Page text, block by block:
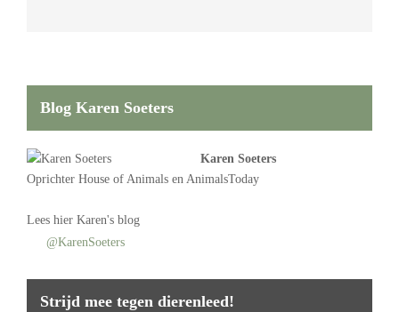
Blog Karen Soeters
Karen Soeters
Oprichter House of Animals en AnimalsToday
Lees hier Karen's blog
@KarenSoeters
Strijd mee tegen dierenleed!